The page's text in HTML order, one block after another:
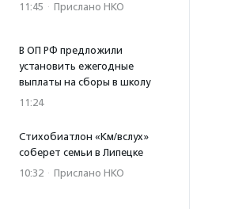
11:45 · Прислано НКО
В ОП РФ предложили
установить ежегодные
выплаты на сборы в школу
11:24
Стихобиатлон «Км/вслух»
соберет семьи в Липецке
10:32 · Прислано НКО